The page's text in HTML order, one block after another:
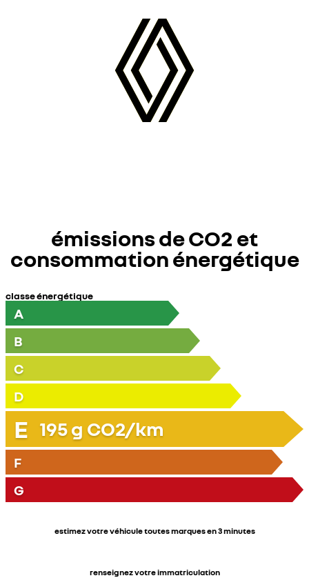
émissions de CO2 et
consommation énergétique
classe énergétique
A
B
C
D
E 195g CO2/km
F
G
estimez votre véhicule toutes marques en 3 minutes
renseignez votre immatriculation